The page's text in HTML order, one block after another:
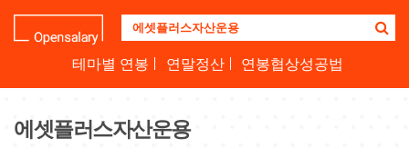
업
명
하
테마별 연봉 연말정산 연봉협상성공법
에셋플러스자산운용